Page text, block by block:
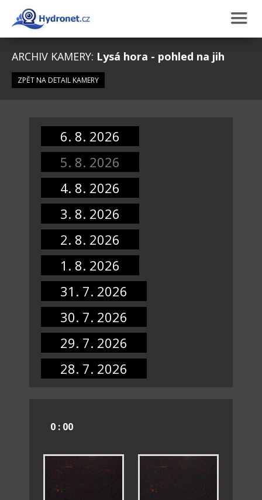
ARCHIV KAMERY: Lysá hora - pohled na jih
ZPĚT NA DETAIL KAMERY
6. 8. 2026
5. 8. 2026
4. 8. 2026
3. 8. 2026
2. 8. 2026
1. 8. 2026
31. 7. 2026
30. 7. 2026
29. 7. 2026
28. 7. 2026
0 : 00